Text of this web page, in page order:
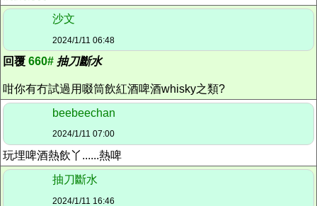
沙文
2024/1/11 06:48
回覆 660# 抽刀斷水
咁你有冇試過用啜筒飲紅酒啤酒whisky之類?
beebeechan
2024/1/11 07:00
玩埋啤酒熱飲丫......熱啤
抽刀斷水
2024/1/11 16:46